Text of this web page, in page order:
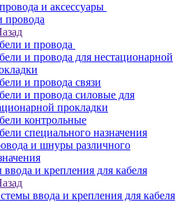
и аксессуары
провода
и провода
и провода для нестационарной
и провода связи
и провода силовые для
прокладки
контрольные
специального назначения
и шнуры различного
и крепления для кабеля
ввода и крепления для кабеля